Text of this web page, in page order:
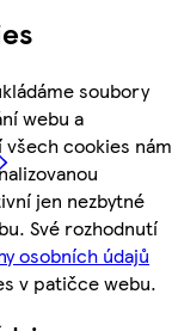
soubory
webu a
cookies nám
jen nezbytné
Své rozhodnutí
osobních údajů
v patičce webu.